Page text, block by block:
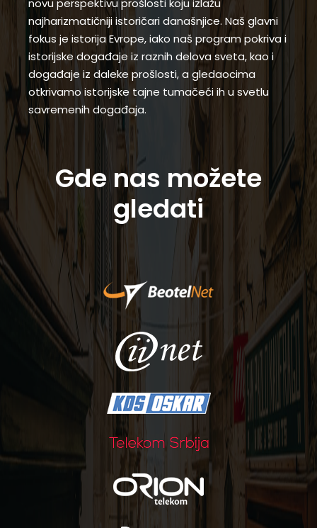
novu perspektivu prošlosti koju izlažu
najharizmatičniji istoričari današnjice. Naš glavni
fokus je istorija Evrope, iako naš program pokriva i
istorijske događaje iz raznih delova sveta, kao i
događaje iz daleke prošlosti, a gledaocima
otkrivamo istorijske tajne tumačeći ih u svetlu
savremenih događaja.
Gde nas možete
gledati